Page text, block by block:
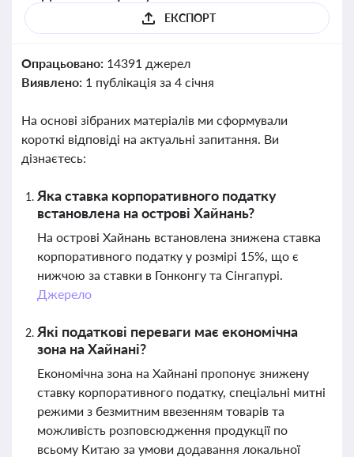
ЕКСПОРТ
Опрацьовано: 14391 джерел
Виявлено: 1 публікація за 4 січня
На основі зібраних матеріалів ми сформували
короткі відповіді на актуальні запитання. Ви
дізнаєтесь:
Яка ставка корпоративного податку
встановлена на острові Хайнань?
На острові Хайнань встановлена знижена ставка
корпоративного податку у розмірі 15%, що є
нижчою за ставки в Гонконгу та Сінгапурі.
Джерело
Які податкові переваги має економічна
зона на Хайнані?
Економічна зона на Хайнані пропонує знижену
ставку корпоративного податку, спеціальні митні
режими з безмитним ввезенням товарів та
можливість розповсюдження продукції по
всьому Китаю за умови додавання локальної